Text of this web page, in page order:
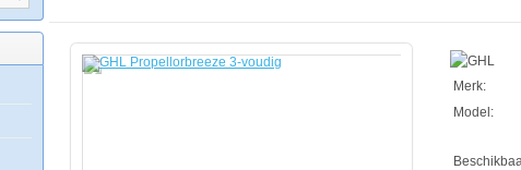
Propellorbreeze
3-
voudig
Merk:
Model: